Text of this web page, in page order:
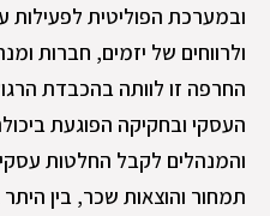
ובמערכת הפוליטית לפעילות
ולרווחים של יזמים, חברות
החרפה זו לוותה בהכבדת
העסקי ובחקיקה הפוגעת
והמנהלים לקבל החלטות
תמחור והוצאות שכר, בין